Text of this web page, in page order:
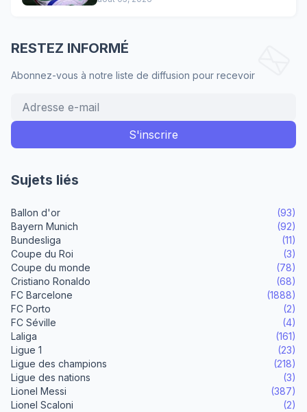
RESTEZ INFORMÉ
Abonnez-vous à notre liste de diffusion pour recevoir
Sujets liés
Ballon d'or
(93)
Bayern Munich
(92)
Bundesliga
(11)
Coupe du Roi
(3)
Coupe du monde
(78)
Cristiano Ronaldo
(68)
FC Barcelone
(1888)
FC Porto
(2)
FC Séville
(4)
Laliga
(161)
Ligue 1
(23)
Ligue des champions
(218)
Ligue des nations
(3)
Lionel Messi
(387)
Lionel Scaloni
(2)